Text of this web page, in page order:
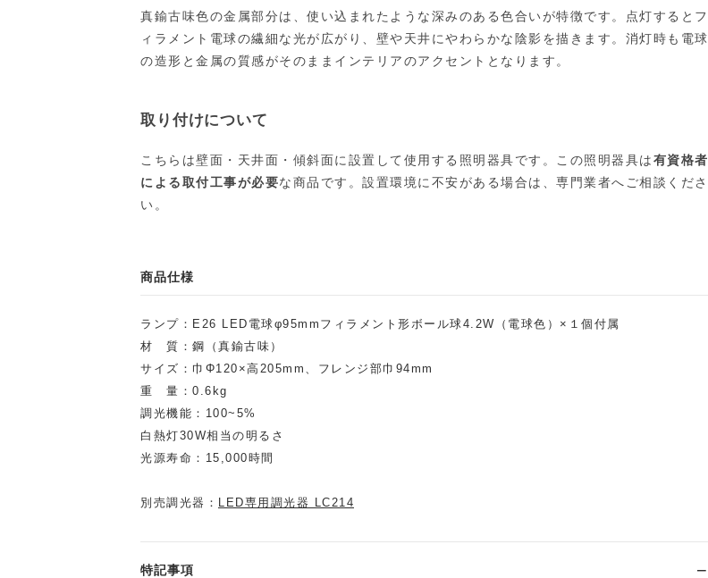
真鍮古味色の金属部分は、使い込まれたような深みのある色合いが特徴です。点灯するとフ
ィラメント電球の繊細な光が広がり、壁や天井にやわらかな陰影を描きます。消灯時も電球
の造形と金属の質感がそのままインテリアのアクセントとなります。
取り付けについて
こちらは壁面・天井面・傾斜面に設置して使用する照明器具です。この照明器具は有資格者
による取付工事が必要な商品です。設置環境に不安がある場合は、専門業者へご相談くださ
い。
商品仕様
ランプ：E26 LED電球φ95mmフィラメント形ボール球4.2W（電球色）×１個付属
材 質：鋼（真鍮古味）
サイズ：巾Φ120×高205mm、フレンジ部巾94mm
重 量：0.6kg
調光機能：100~5%
白熱灯30W相当の明るさ
光源寿命：15,000時間
別売調光器： LED専用調光器 LC214
特記事項